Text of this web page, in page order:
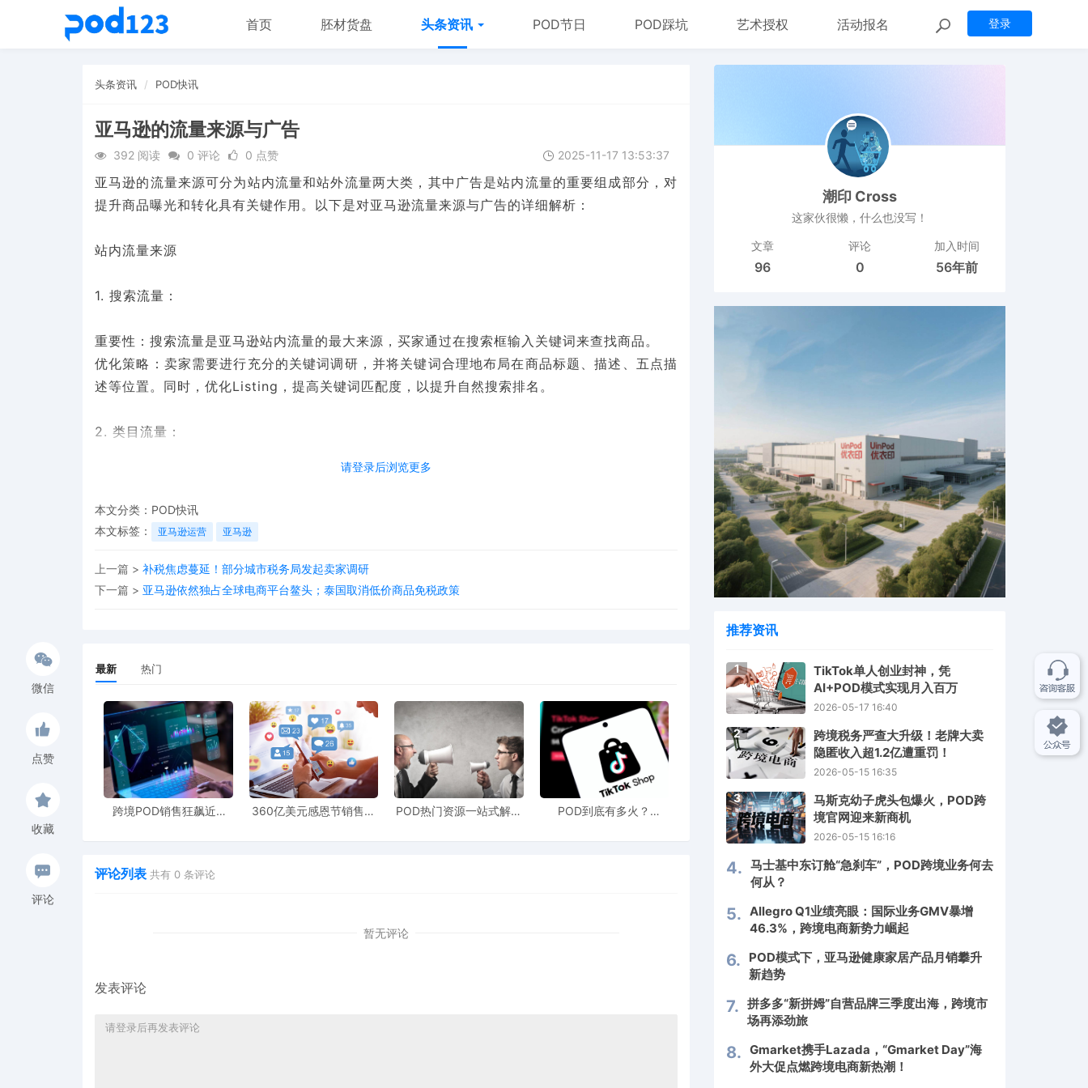
登录
首页 胚材货盘 头条资讯 POD节日 POD踩坑 艺术授权 活动报名
头条资讯 POD快讯
亚马逊的流量来源与广告
392 阅读 0 评论 0 点赞 2025-11-17 13:53:37
请登录后浏览更多
亚马逊的流量来源可分为站内流量和站外流量两大类，其中广告是站内流量的重要组成部分，对
提升商品曝光和转化具有关键作用。以下是对亚马逊流量来源与广告的详细解析：
站内流量来源
1. 搜索流量：
重要性：搜索流量是亚马逊站内流量的最大来源，买家通过在搜索框输入关键词来查找商品。
优化策略：卖家需要进行充分的关键词调研，并将关键词合理地布局在商品标题、描述、五点描
述等位置。同时，优化Listing，提高关键词匹配度，以提升自然搜索排名。
2. 类目流量：
重要性：类目流量是亚马逊站内流量的重要组成部分，买家可以通过浏览亚马逊的类目导航来查
优化策略：卖家需要将商品正确地分类到合适的类目节点，并提升类目排名，有助于增加商品的
曝光机会。
3. 排行榜流量：
Ideas（礼物选择排行榜）等，能够为商品带来额外的曝光。
优化策略：卖家可以通过优化商品Listing、提升销量等方式来提高商品在榜单上的排名。
4. 关联流量：
重要性：亚马逊的“买了还买”和“浏览了还看”功能会根据买家的购买和浏览历史推荐相关的商
品。
优化策略：卖家需要确保自己的产品与相关商品具有一定的关联性，并努力提升商品的转化率，
优化策略：卖家可以根据活动规则，提前准备商品库存，优化商品Listing，以吸引更多的买家。
微信
点赞
收藏
评论
本文分类： POD快讯
本文标签：
亚马逊运营 亚马逊
上一篇 > 补税焦虑蔓延！部分城市税务局发起卖家调研
下一篇 > 亚马逊依然独占全球电商平台鳌头；泰国取消低价商品免税政策
最新 热门
跨境POD销售狂飙近5
360亿美元感恩节销售额
POD热门资源一站式解决
POD到底有多火？
评论列表 共有 0 条评论
暂无评论
发表评论
潮印 Cross
这家伙很懒，什么也没写！
文章
96
评论
0
加入时间
56年前
推荐资讯
1
TikTok单人创业封神，凭
AI+POD模式实现月入百万
2026-05-17 16:40
2
跨境税务严查大升级！老牌大卖
隐匿收入超1.2亿遭重罚！
2026-05-15 16:35
3
马斯克幼子虎头包爆火，POD跨
境官网迎来新商机
2026-05-15 16:16
4. 马士基中东订舱“急刹车”，POD跨境业务何去
何从？
5. Allegro Q1业绩亮眼：国际业务GMV暴增
46.3%，跨境电商新势力崛起
6.
POD模式下，亚马逊健康家居产品月销攀升
新趋势
7. 拼多多“新拼姆”自营品牌三季度出海，跨境市
场再添劲旅
8. Gmarket携手Lazada，“Gmarket Day”海
外大促点燃跨境电商新热潮！